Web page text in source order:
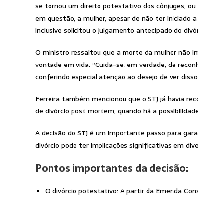
se tornou um direito potestativo dos cônjuges, ou
em questão, a mulher, apesar de não ter iniciado
inclusive solicitou o julgamento antecipado do
O ministro ressaltou que a morte da mulher não
vontade em vida. “Cuida-se, em verdade, de
conferindo especial atenção ao desejo de ver
Ferreira também mencionou que o STJ já havia
de divórcio post mortem, quando há a
A decisão do STJ é um importante passo para
divórcio pode ter implicações significativas em
Pontos importantes da decisão:
O divórcio potestativo: A partir da Emenda